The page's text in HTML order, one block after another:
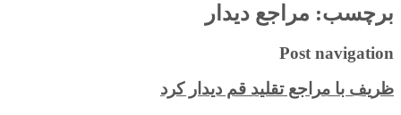
برچسب: مراجع دیدار
Post navigation
ظریف با مراجع تقلید قم دیدار کرد